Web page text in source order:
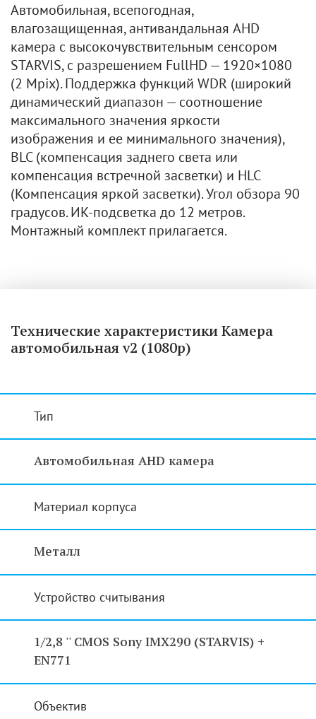
Автомобильная, всепогодная,
влагозащищенная, антивандальная AHD
камера с высокочувствительным сенсором
STARVIS, с разрешением FullHD — 1920×1080
(2 Mpix). Поддержка функций WDR (широкий
динамический диапазон — соотношение
максимального значения яркости
изображения и ее минимального значения),
BLC (компенсация заднего света или
компенсация встречной засветки) и HLC
(Компенсация яркой засветки). Угол обзора 90
градусов. ИК-подсветка до 12 метров.
Монтажный комплект прилагается.
Технические характеристики Камера
автомобильная v2 (1080р)
Тип
Автомобильная AHD камера
Материал корпуса
Металл
Устройство считывания
1/2,8 '' CMOS Sony IMX290 (STARVIS) +
EN771
Объектив